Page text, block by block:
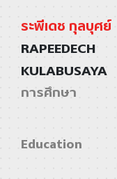
ระพีเดช กุลบุศย์
RAPEEDECH
KULABUSAYA
การศึกษา
Education